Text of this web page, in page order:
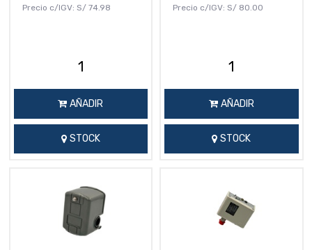
Precio c/IGV: S/ 74.98
AÑADIR
STOCK
Precio c/IGV: S/ 80.00
AÑADIR
STOCK